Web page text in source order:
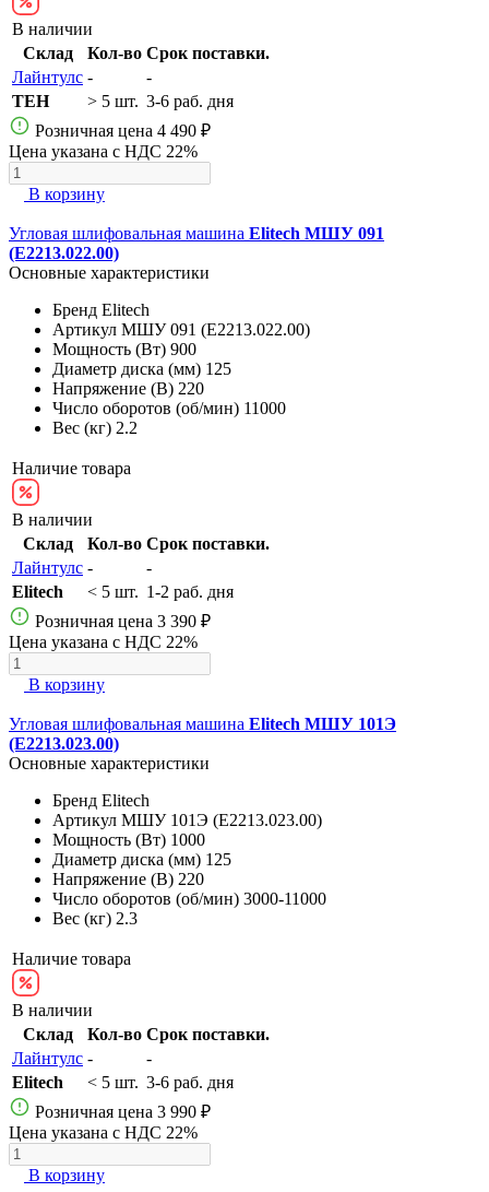
В наличии
Склад
Кол-во Срок поставки.
Лайнтулс -
-
TEH
> 5 шт. 3-6 раб. дня
Розничная цена 4 490 ₽
Цена указана с НДС 22%
В корзину
Угловая шлифовальная машина Elitech МШУ 091
(E2213.022.00)
Основные характеристики
Бренд Elitech
Артикул МШУ 091 (E2213.022.00)
Мощность (Вт) 900
Диаметр диска (мм) 125
Напряжение (В) 220
Число оборотов (об/мин) 11000
Вес (кг) 2.2
Наличие товара
В наличии
Склад
Кол-во Срок поставки.
Лайнтулс -
-
Elitech
< 5 шт. 1-2 раб. дня
Розничная цена 3 390 ₽
Цена указана с НДС 22%
В корзину
Угловая шлифовальная машина Elitech МШУ 101Э
(E2213.023.00)
Основные характеристики
Бренд Elitech
Артикул МШУ 101Э (E2213.023.00)
Мощность (Вт) 1000
Диаметр диска (мм) 125
Напряжение (В) 220
Число оборотов (об/мин) 3000-11000
Вес (кг) 2.3
Наличие товара
В наличии
Склад
Кол-во Срок поставки.
Лайнтулс -
-
Elitech
< 5 шт. 3-6 раб. дня
Розничная цена 3 990 ₽
Цена указана с НДС 22%
В корзину